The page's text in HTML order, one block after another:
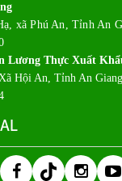
xã Phú An, Tỉnh An
Lương Thực Xuất
Hội An, Tỉnh An Giang